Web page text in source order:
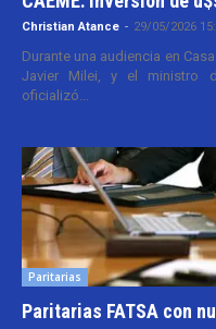
Christian Atance - 29/05/2026
Durante una audiencia en
Javier Milei, y el ministro
oficializó...
Paritarias
Paritarias FATSA con